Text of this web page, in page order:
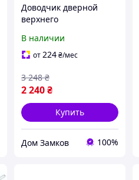
Доводчик дверной
верхнего
дверей весом до 80 кг
GEZE TS 1500 с
коричневый
В наличии
от224 ₴/мес
2 240 ₴
3 248 ₴
Купить
Дом Замков 100%